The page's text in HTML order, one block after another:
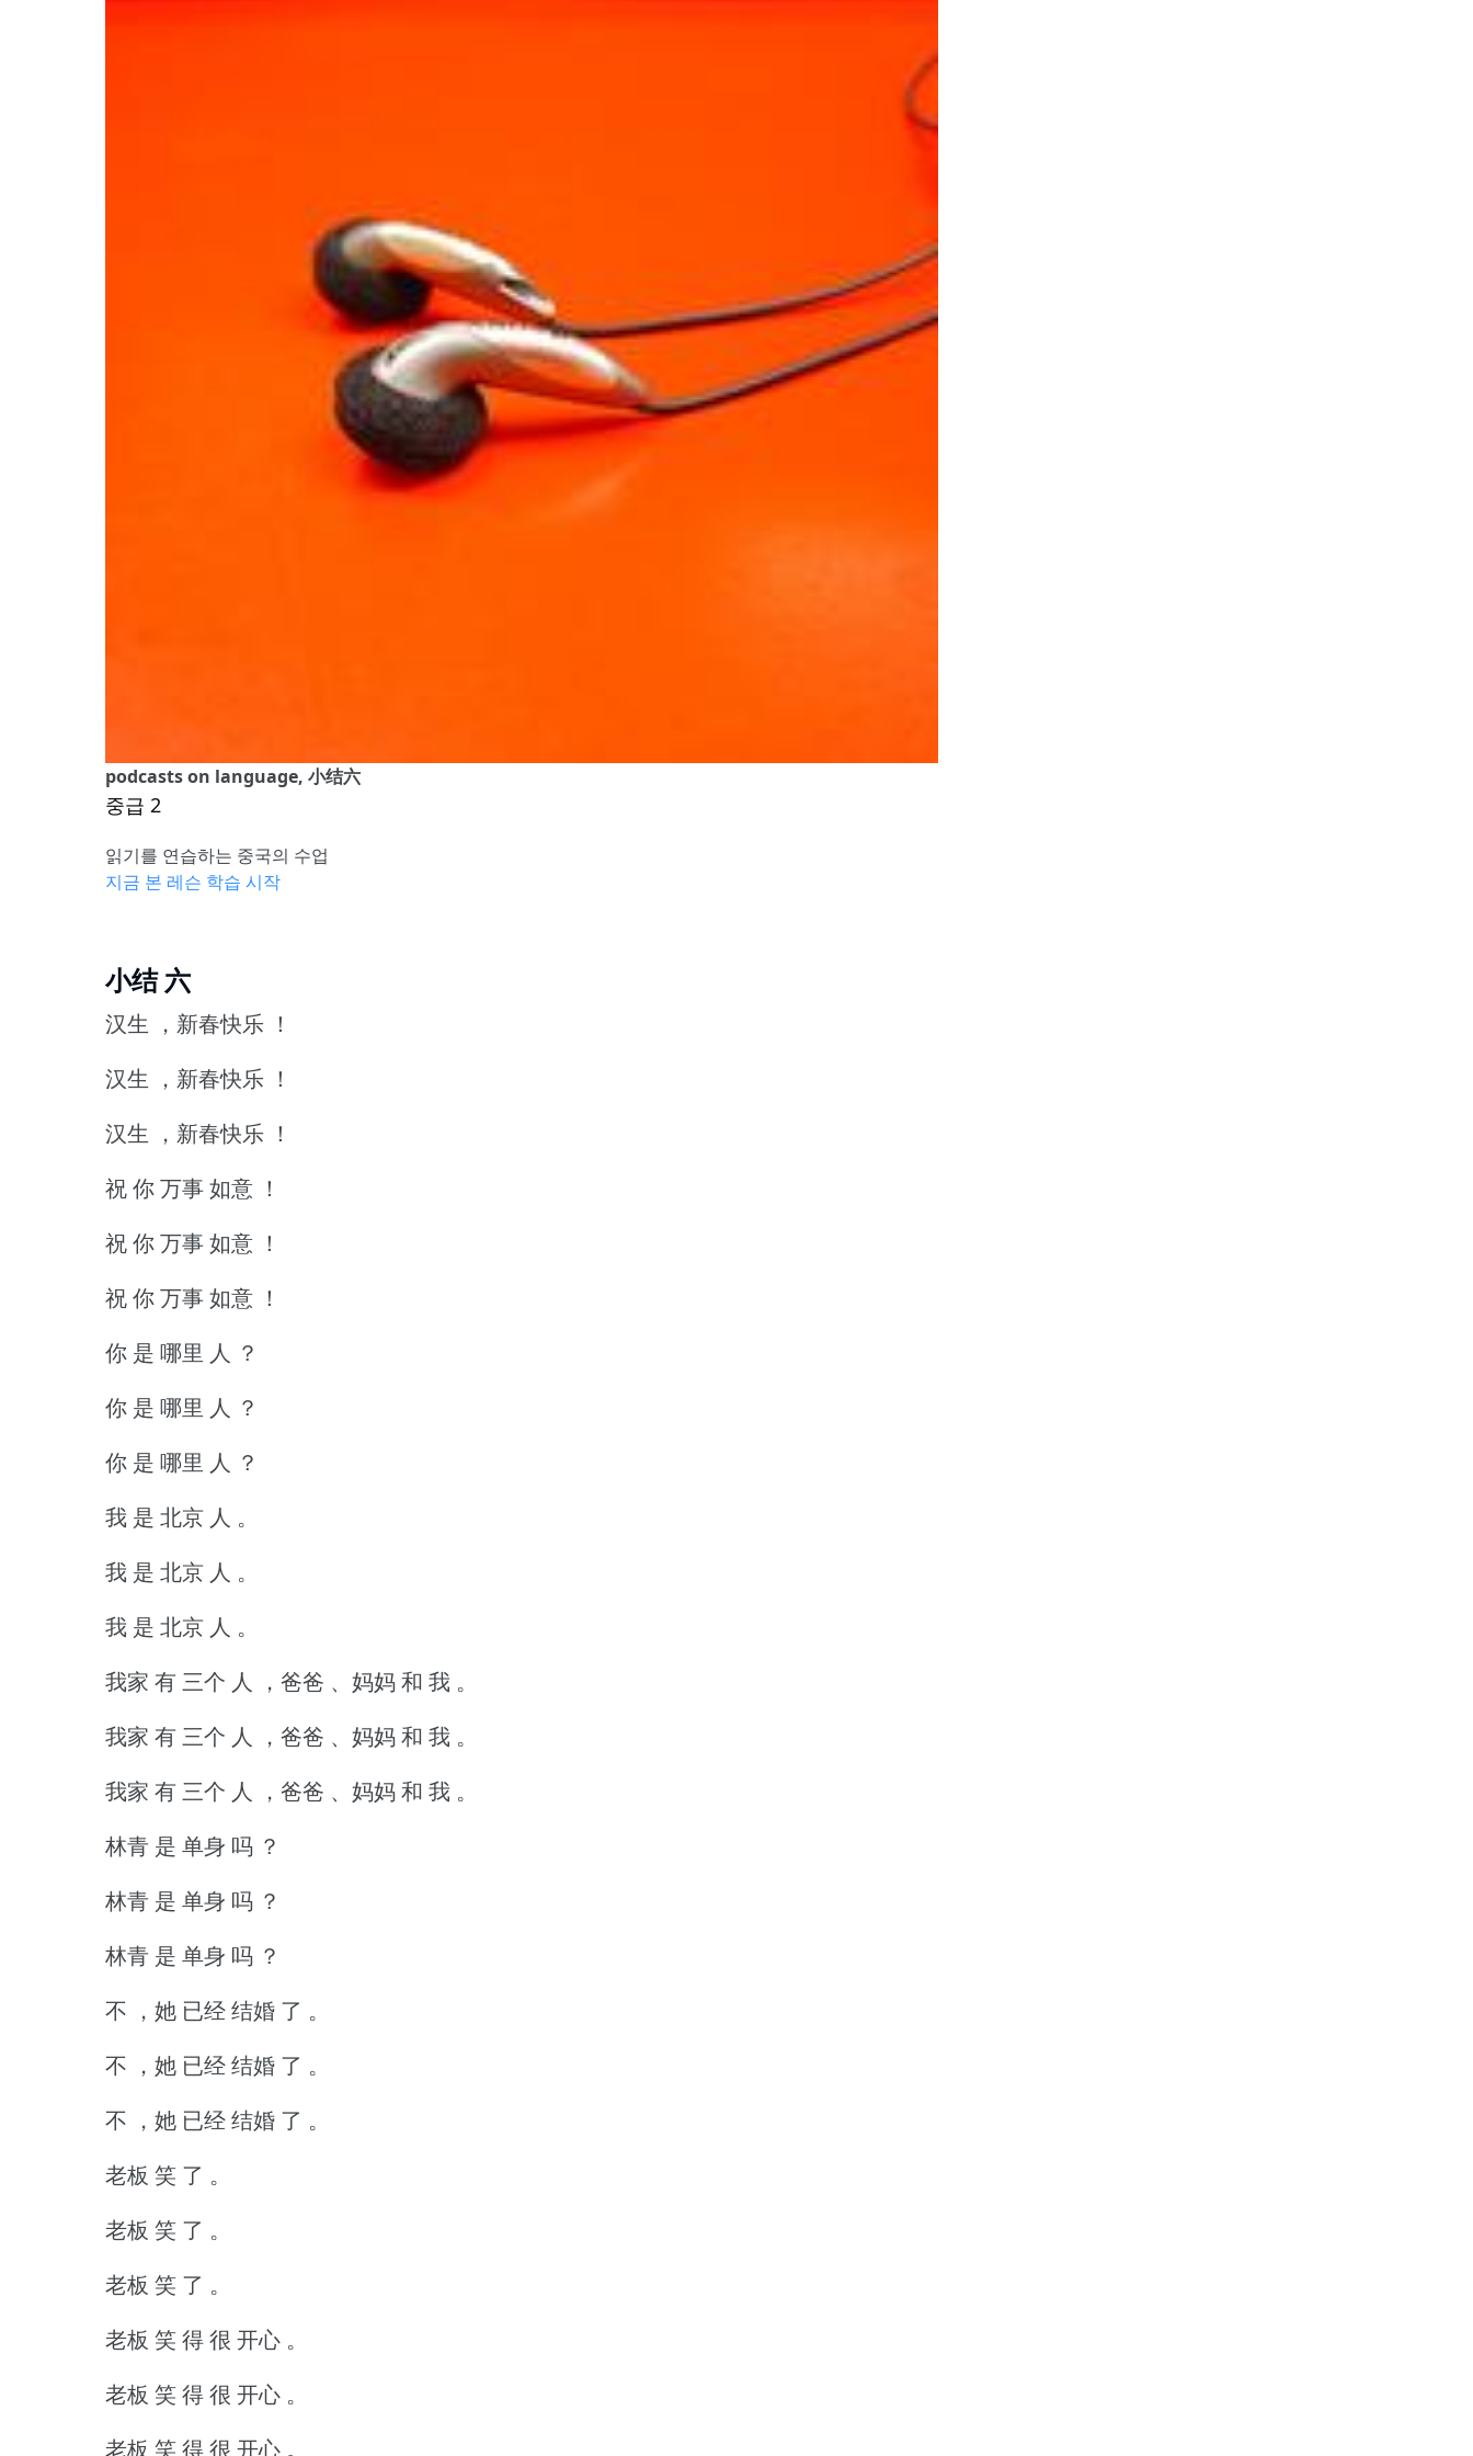
podcasts on language, 小结六
중급 2
읽기를 연습하는 중국의 수업
지금 본 레슨 학습 시작
小结 六
汉生 ，新春快乐 ！
汉生 ，新春快乐 ！
汉生 ，新春快乐 ！
祝 你 万事 如意 ！
祝 你 万事 如意 ！
祝 你 万事 如意 ！
你 是 哪里 人 ？
你 是 哪里 人 ？
你 是 哪里 人 ？
我 是 北京 人 。
我 是 北京 人 。
我 是 北京 人 。
我家 有 三个 人 ，爸爸 、妈妈 和 我 。
我家 有 三个 人 ，爸爸 、妈妈 和 我 。
我家 有 三个 人 ，爸爸 、妈妈 和 我 。
林青 是 单身 吗 ？
林青 是 单身 吗 ？
林青 是 单身 吗 ？
不 ，她 已经 结婚 了 。
不 ，她 已经 结婚 了 。
不 ，她 已经 结婚 了 。
老板 笑 了 。
老板 笑 了 。
老板 笑 了 。
老板 笑 得 很 开心 。
老板 笑 得 很 开心 。
老板 笑 得 很 开心 。